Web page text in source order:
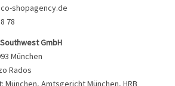
shopagency.de
78
GmbH
München
Rados
München, Amtsgericht München, HRB